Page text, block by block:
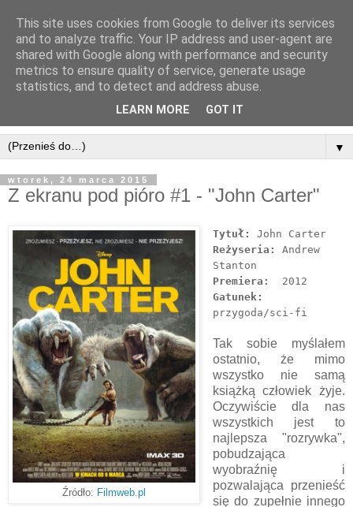
▼
wtorek, 24 marca 2015
Z ekranu pod pióro #1 - "John Carter"
Źródło: Filmweb.pl
Tytuł:
John Carter
Reżyseria: Andrew
Stanton
Premiera:
2012
Gatunek:
przygoda/sci-fi
Tak sobie myślałem
ostatnio, że mimo
wszystko nie samą
książką człowiek żyje.
Oczywiście dla nas
wszystkich jest to
najlepsza "rozrywka",
pobudzająca
wyobraźnię i
pozwalająca przenieść
się do zupełnie innego
This site uses cookies from Google to deliver its services
and to analyze traffic. Your IP address and user-agent are
shared with Google along with performance and security
metrics to ensure quality of service, generate usage
statistics, and to detect and address abuse.
LEARN MORE GOT IT